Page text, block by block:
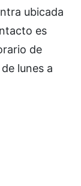
ubicada
es
de
lunes a